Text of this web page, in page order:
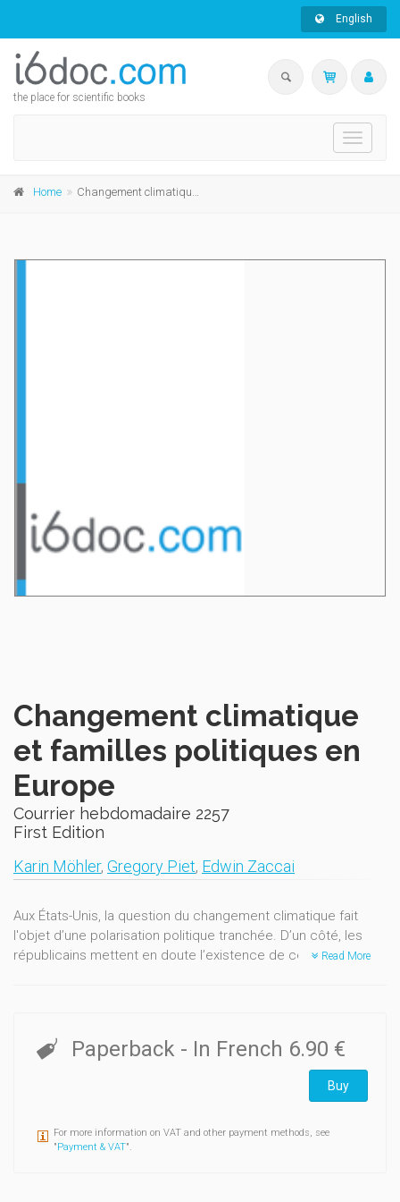
English
the place for scientific books
Toggle
Home Changement climatique et familles politiques en Europe
Changement climatique
et familles politiques en
Europe
Courrier hebdomadaire 2257
First Edition
Karin Möhler, Gregory Piet, Edwin Zaccai
Aux États-Unis, la question du changement climatique fait
l'objet d’une polarisation politique tranchée. D’un côté, les
républicains mettent en doute l’existence de ce phénomène
climatique, l’estiment inquiétant et considèrent qu’il doit être
combattu par des actions politiques.
Qu’en est-il en Europe ? Certes, le climato-scepticisme au
sens strict représente une position très minoritaire parmi les
formations politiques européennes. Mais de nombreux partis
se montrent très réservés quant à l’importance du
Read More
Paperback - In French 6.90 €
Buy
For more information on VAT and other payment methods, see
"Payment & VAT".